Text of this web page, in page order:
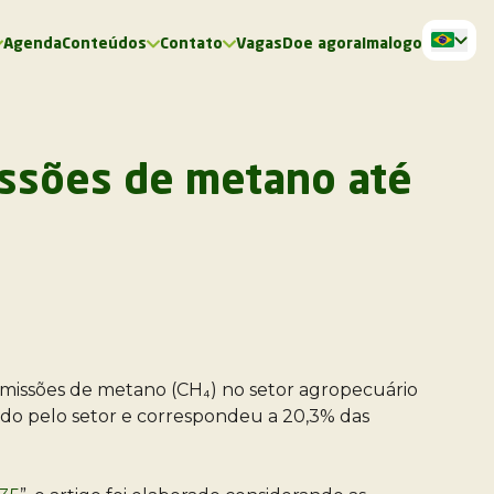
AgendaConteúdos Contato VagasDoe agora Imalogo
de metano até
de metano (CH₄) no setor agropecuário
pelo setor e correspondeu a 20,3% das